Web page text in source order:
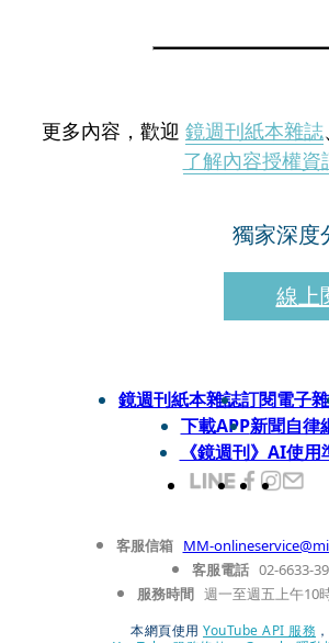
更多內容，歡迎 鏡週刊紙本雜誌、
了解內容授權資
獨家深度
線上
鏡週刊紙本雜誌訂閱電子
下載APP新聞自律
《鏡週刊》AI使用
客服信箱 MM-
客服電話 02-6633-
服務時間 週一至週五上午10
本網頁使用 YouTube API 服務